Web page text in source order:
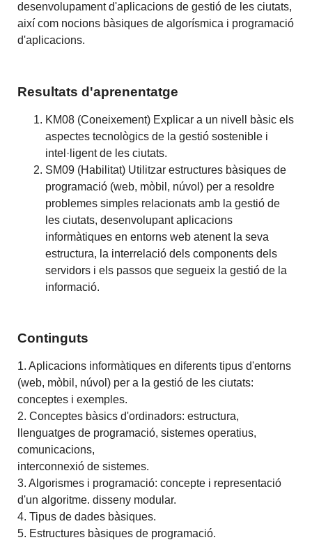
desenvolupament d'aplicacions de gestió de les ciutats,
així com nocions bàsiques de algorísmica i programació
d'aplicacions.
Resultats d'aprenentatge
KM08 (Coneixement) Explicar a un nivell bàsic els
aspectes tecnològics de la gestió sostenible i
intel·ligent de les ciutats.
SM09 (Habilitat) Utilitzar estructures bàsiques de
programació (web, mòbil, núvol) per a resoldre
problemes simples relacionats amb la gestió de
les ciutats, desenvolupant aplicacions
informàtiques en entorns web atenent la seva
estructura, la interrelació dels components dels
servidors i els passos que segueix la gestió de la
informació.
Continguts
1. Aplicacions informàtiques en diferents tipus d'entorns
(web, mòbil, núvol) per a la gestió de les ciutats:
conceptes i exemples.
2. Conceptes bàsics d'ordinadors: estructura,
llenguatges de programació, sistemes operatius,
comunicacions,
interconnexió de sistemes.
3. Algorismes i programació: concepte i representació
d'un algoritme. disseny modular.
4. Tipus de dades bàsiques.
5. Estructures bàsiques de programació.